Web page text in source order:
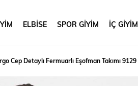
ELBİSE SPOR GİYİM İÇ GİYİM
Cep Detaylı Fermuarlı Eşofman Takımı 9129